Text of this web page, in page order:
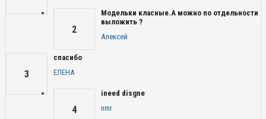
2
Модельки класные.А можно по отдельности
выложить ?
Алексей
3
спасибо
ЕЛЕНА
4
ineed disgne
nmr